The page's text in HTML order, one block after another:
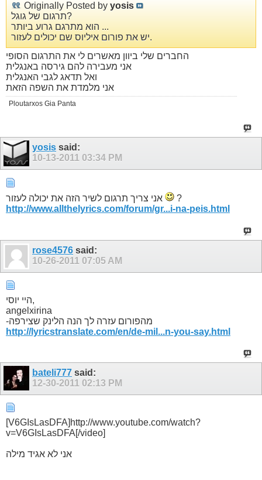
Originally Posted by yosis
תרגום של גוגל?
הוא מתרגם גרוע ביותר ...
יש את פורום איליוס שם יכולים לעזור.
החברים שלי ביוון מאשרים לי את התרגום הסופי
אני מעבירה להם גירסה באנגלית
ואל תדאג לגבי האנגלית
אני מלמדת את השפה הזאת
Ploutarxos Gia Panta
yosis said:
10-13-2011 03:34 PM
?
http://www.allthelyrics.com/forum/gr...i-na-peis.html
rose4576 said:
10-26-2011 07:05 AM
היי יוסי,
angelxirina
-מהפורום עזרה לך הנה הלינק שצירפה
http://lyricstranslate.com/en/de-mil...n-you-say.html
bateli777 said:
12-30-2011 02:13 PM
[V6GIsLasDFA]http://www.youtube.com/watch?
v=V6GIsLasDFA[/video]
אני לא אגיד מילה